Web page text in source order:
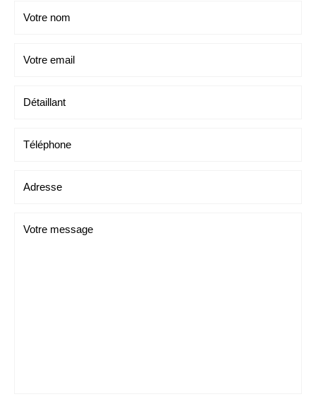
Votre nom
Votre email
Détaillant
Téléphone
Adresse
Votre message